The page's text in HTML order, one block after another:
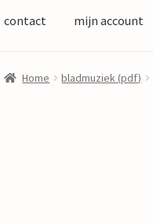
contact mijn account
Home bladmuziek (pdf)